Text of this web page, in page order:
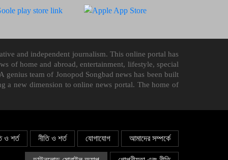
and independent journalism. This online portal has
of home and abroad, entertainment, lifestyle, special
team of Jonopod Songbad news has been built
a new dimension to online news portal. The home of
আমাদের সম্পর্কে
যোগাযোগ
নীতি ও শর্ত
ও শর্ত